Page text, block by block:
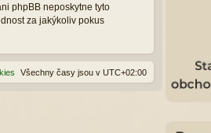
phpBB neposkytne tyto
za jakýkoliv pokus
Všechny časy jsou vUTC+02:00